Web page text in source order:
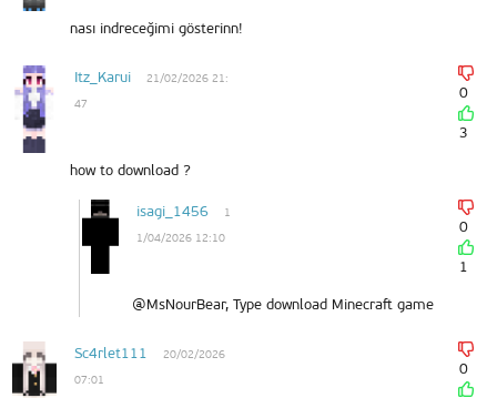
nası indreceğimi gösterinn!
Itz_Karui
21/02/2026 21:
47
0
3
how to download ?
isagi_1456
1
1/04/2026 12:10
0
1
@MsNourBear, Type download Minecraft game
Sc4rlet111
20/02/2026
07:01
0